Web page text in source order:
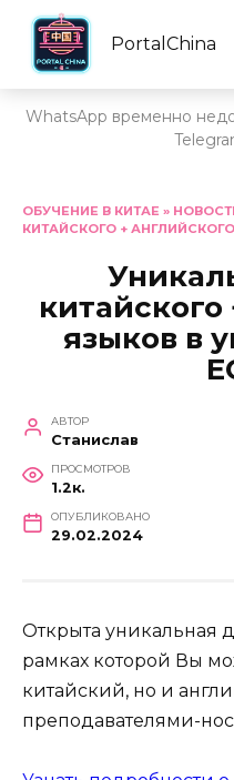
PortalChina
WhatsApp временно
содержанию
ОБУЧЕНИЕ В КИТАЕ »
КИТАЙСКОГО +
китайского
языков в
АВТОР
Станислав
ПРОСМОТРОВ
1.2к.
ОПУБЛИКОВАНО
29.02.2024
Открыта уникальная
рамках которой Вы
китайский, но и
преподавателями-